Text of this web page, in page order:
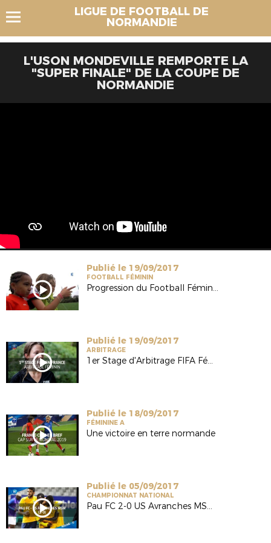
LIGUE DE FOOTBALL DE
NORMANDIE
L'USON MONDEVILLE REMPORTE LA
"SUPER FINALE" DE LA COUPE DE
NORMANDIE
Publié le 19/09/2017
FOOTBALL FÉMININ
Progression du Football Féminin en Normandie
Publié le 19/09/2017
ARBITRAGE
1er Stage d'Arbitrage FIFA Féminin en France
Publié le 18/09/2017
FÉMININE A
Une victoire en terre normande
Publié le 05/09/2017
CHAMPIONNAT NATIONAL
Pau FC 2-0 US Avranches MSM (National-J5 / Saison 17/18)